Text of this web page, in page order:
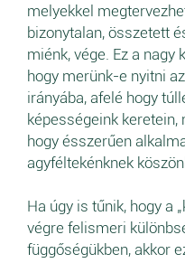
melyekkel
bizonytalan, összetett
miénk, vége. Ez a nagy
hogy merünk-e nyitni
irányába, afelé hogy
képességeink
hogy ésszerűen
agyféltekénknek
Ha úgy is tűnik, hogy a
végre felismeri
függőségükben, akkor